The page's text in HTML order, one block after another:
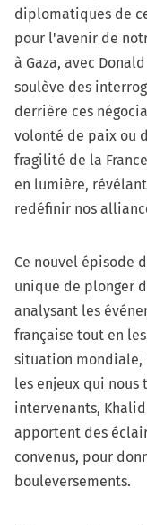
diplomatiques de
pour l'avenir de
à Gaza, avec
soulève des
derrière ces
volonté de paix ou
fragilité de la
en lumière,
redéfinir nos
Ce nouvel épisode
unique de plonger
analysant les
française tout en
situation mondiale,
les enjeux qui nous
intervenants,
apportent des
convenus, pour
bouleversements.